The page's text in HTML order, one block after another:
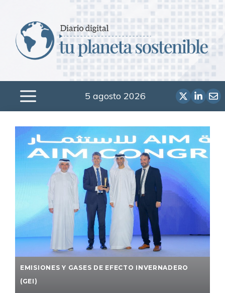
contenido
Menú
5 agosto 2026
EMISIONES Y GASES DE EFECTO INVERNADERO
(GEI)